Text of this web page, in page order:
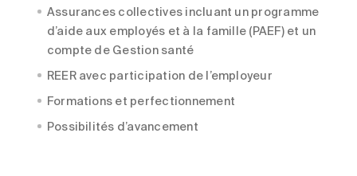
Assurances collectives incluant un programme
d’aide aux employés et à la famille (PAEF) et un
compte de Gestion santé
REER avec participation de l’employeur
Formations et perfectionnement
Possibilités d’avancement